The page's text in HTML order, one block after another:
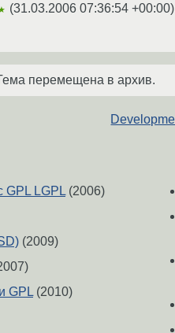
(31.03.2006 07:36:54 +00:00)
перемещена в архив.
GPL LGPL(2006)
(2009)
GPL(2010)